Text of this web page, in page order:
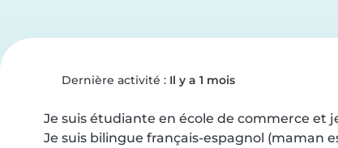
Dernière activité : Il y a 1 mois
Je suis étudiante en école de commerce et
Je suis bilingue français-espagnol (maman